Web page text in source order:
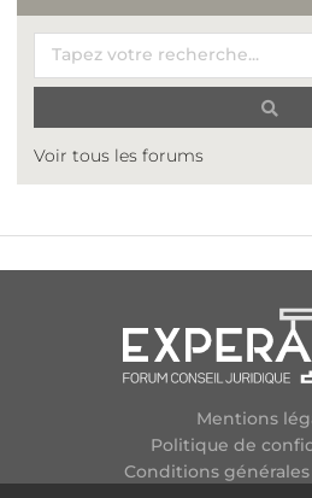
Voir tous les forums
Mentions
Politique de
Conditions